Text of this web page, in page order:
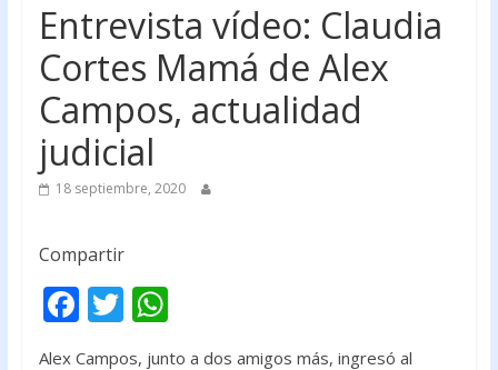
Entrevista vídeo: Claudia
Cortes Mamá de Alex
Campos, actualidad
judicial
18 septiembre, 2020
Compartir
F T W
Alex Campos, junto a dos amigos más, ingresó al